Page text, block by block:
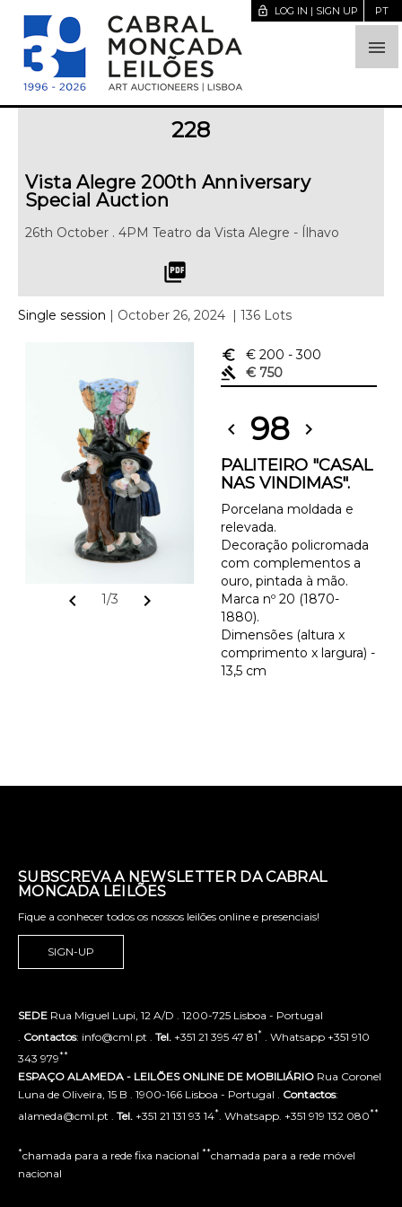

lock_open LOG IN | SIGN UP PT
228
Vista Alegre 200th Anniversary
Special Auction
26th October . 4PM Teatro da Vista Alegre - Ílhavo
picture_as_pdf
Single session | October 26, 2024 | 136 Lots
chevron_left 1/3 chevron_right
euro_symbol € 200 - 300
gavel
€ 750
chevron_left 98 chevron_right
PALITEIRO "CASAL
NAS VINDIMAS".
Porcelana moldada e
relevada.
Decoração policromada
com complementos a
ouro, pintada à mão.
Marca nº 20 (1870-
1880).
Dimensões (altura x
comprimento x largura) -
13,5 cm
SUBSCREVA A NEWSLETTER DA CABRAL
MONCADA LEILÕES
Fique a conhecer todos os nossos leilões online e presenciais!
SIGN-UP
SEDE Rua Miguel Lupi, 12 A/D . 1200-725 Lisboa - Portugal
Contactos: info@cml.pt . Tel. +351 21 395 47 81* . Whatsapp +351 910
343 979**
ESPAÇO ALAMEDA - LEILÕES ONLINE DE MOBILIÁRIO Rua Coronel
Luna de Oliveira, 15 B . 1900-166 Lisboa - Portugal . Contactos:
alameda@cml.pt . Tel. +351 21 131 93 14* . Whatsapp. +351 919 132 080**
*chamada para a rede fixa nacional **chamada para a rede móvel
nacional